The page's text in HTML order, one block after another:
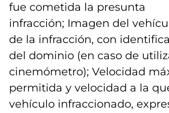
fue cometida la presunta
infracción; Imagen del
de la infracción, con
del dominio (en caso de
cinemómetro); Velocidad
permitida y velocidad a la
vehículo infraccionado,